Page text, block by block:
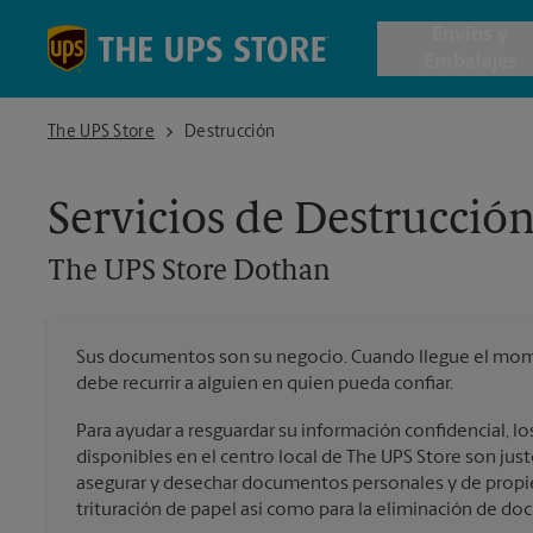
Cajas de
Envío
Todos
The UPS Store
The UPS Store DothanDestrucción
Servicios de Destrucción
The UPS Store Dothan
Sus documentos son su negocio. Cuando llegue el
debe recurrir a alguien en quien pueda confiar.
Para ayudar a resguardar su información confidencial,
disponibles en el centro local de The UPS Store son
asegurar y desechar documentos personales y de
trituración de papel así como para la eliminación de